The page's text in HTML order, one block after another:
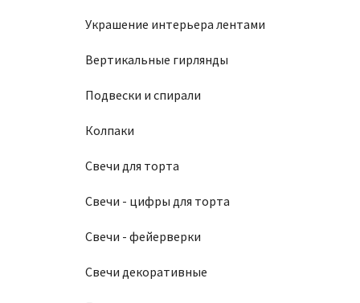
Украшение интерьера лентами
Вертикальные гирлянды
Подвески и спирали
Колпаки
Свечи для торта
Свечи - цифры для торта
Свечи - фейерверки
Свечи декоративные